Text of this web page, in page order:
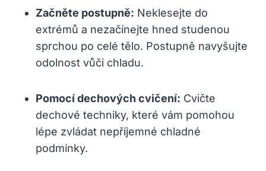
Začněte postupně: Neklesejte do
extrémů a nezačínejte hned studenou
sprchou po celé tělo. Postupně navyšujte
odolnost vůči chladu.
Pomocí dechových cvičení: Cvičte
dechové techniky, které vám pomohou
lépe zvládat nepříjemné chladné
podmínky.